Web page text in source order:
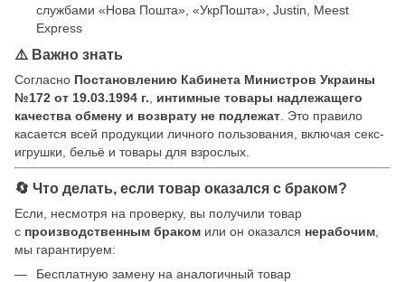
службами «Нова Пошта», «УкрПошта», Justin, Meest
Express
⚠️ Важно знать
Согласно Постановлению Кабинета Министров Украины
№172 от 19.03.1994 г.
интимные товары надлежащего
качества обмену и возврату не подлежат . Это правило
касается всей продукции личного пользования, включая секс-
игрушки, бельё и товары для взрослых.
🔄 Что делать, если товар оказался с браком?
Если, несмотря на проверку, вы получили товар
с производственным браком или он оказался нерабочим
мы гарантируем:
Бесплатную замену на аналогичный товар